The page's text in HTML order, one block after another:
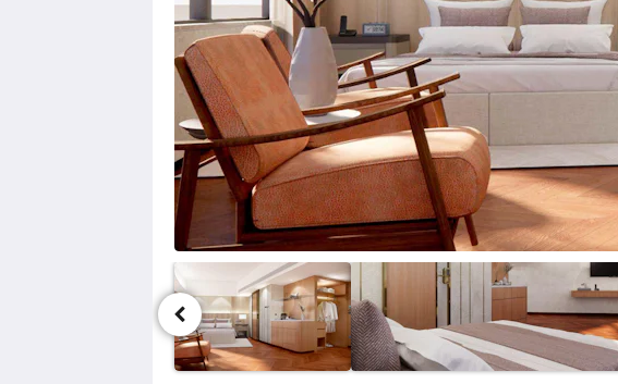
(Carousel)。
要
浏
览
图
片，
请
点
击
下
一
页
或
上
一
页
按
钮。
娱